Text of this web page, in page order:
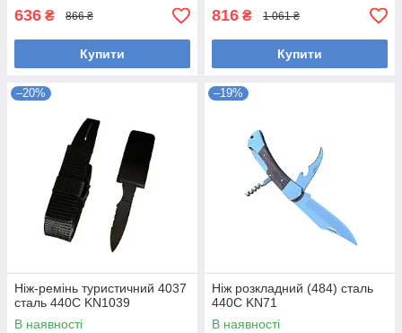
636 ₴ 866 ₴
Купити
816 ₴ 1 061 ₴
Купити
–20%
Ніж-ремінь туристичний 4037
сталь 440С KN1039
В наявності
–19%
Ніж розкладний (484) сталь
440С KN71
В наявності